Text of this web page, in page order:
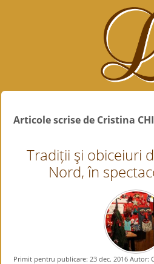
Articole scrise de Cristina
Tradiții şi obiceiuri
Nord, în
Primit pentru publicare: 23 dec. 2016 Autor: